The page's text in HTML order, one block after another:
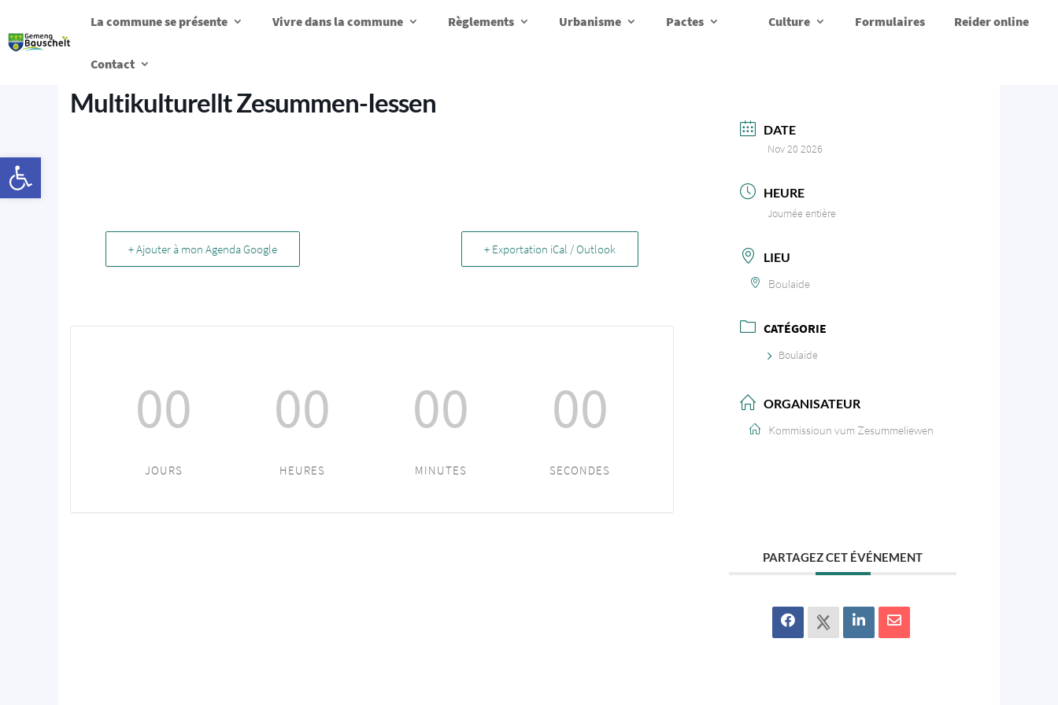
La commune se présente Vivre dans la commune Règlements Urbanisme Pactes Culture Formulaires Reider online
Contact
Multikulturellt Zesummen-Iessen
+ Ajouter à mon Agenda Google + Exportation iCal / Outlook
00
JOURS
00
HEURES
00
MINUTES
00
SECONDES
DATE
Nov 20 2026
HEURE
Journée entière
LIEU
Boulaide
CATÉGORIE
Boulaide
ORGANISATEUR
Kommissioun vum Zesummeliewen
PARTAGEZ CET ÉVÉNEMENT
Ouvrir la barre d’outils